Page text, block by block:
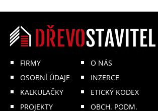
FIRMY
OSOBNÍ ÚDAJE
KALKULAČKY
PROJEKTY
O NÁS
INZERCE
ETICKÝ KODEX
OBCH. PODM.